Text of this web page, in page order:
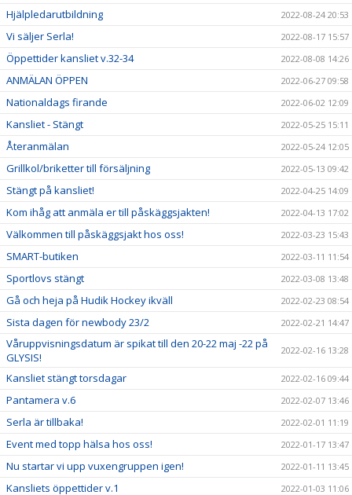
Hjälpledarutbildning 2022-08-24 20:53
Vi säljer Serla! 2022-08-17 15:57
Öppettider kansliet v.32-34 2022-08-08 14:26
ANMÄLAN ÖPPEN 2022-06-27 09:58
Nationaldags firande 2022-06-02 12:09
Kansliet - Stängt 2022-05-25 15:11
Återanmälan 2022-05-24 12:05
Grillkol/briketter till försäljning 2022-05-13 09:42
Stängt på kansliet! 2022-04-25 14:09
Kom ihåg att anmäla er till påskäggsjakten! 2022-04-13 17:02
Välkommen till påskäggsjakt hos oss! 2022-03-23 15:43
SMART-butiken 2022-03-11 11:54
Sportlovs stängt 2022-03-08 13:48
Gå och heja på Hudik Hockey ikväll 2022-02-23 08:54
Sista dagen för newbody 23/2 2022-02-21 14:47
Våruppvisningsdatum är spikat till den 20-22 maj -22 på
GLYSIS!
2022-02-16 13:28
Kansliet stängt torsdagar 2022-02-16 09:44
Pantamera v.6 2022-02-07 13:46
Serla är tillbaka! 2022-02-01 11:19
Event med topp hälsa hos oss! 2022-01-17 13:47
Nu startar vi upp vuxengruppen igen! 2022-01-11 13:45
Kansliets öppettider v.1 2022-01-03 11:06